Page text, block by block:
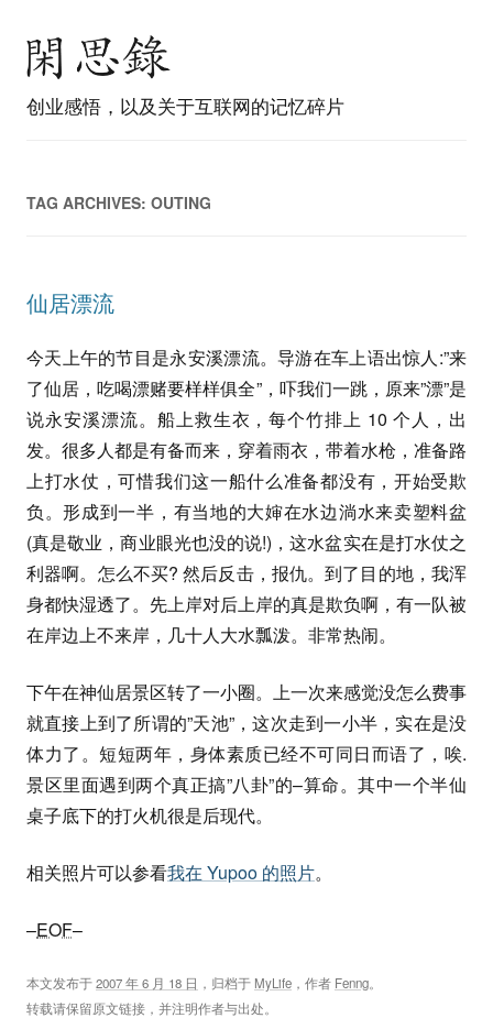
创业感悟，以及关于互联网的记忆碎片
TAG ARCHIVES: OUTING
仙居漂流
今天上午的节目是永安溪漂流。导游在车上语出惊人:”来
了仙居，吃喝漂赌要样样俱全”，吓我们一跳，原来”漂”是
说永安溪漂流。船上救生衣，每个竹排上 10 个人，出
发。很多人都是有备而来，穿着雨衣，带着水枪，准备路
上打水仗，可惜我们这一船什么准备都没有，开始受欺
负。形成到一半，有当地的大婶在水边淌水来卖塑料盆
(真是敬业，商业眼光也没的说!)，这水盆实在是打水仗之
利器啊。怎么不买? 然后反击，报仇。到了目的地，我浑
身都快湿透了。先上岸对后上岸的真是欺负啊，有一队被
在岸边上不来岸，几十人大水瓢泼。非常热闹。
下午在神仙居景区转了一小圈。上一次来感觉没怎么费事
就直接上到了所谓的”天池”，这次走到一小半，实在是没
体力了。短短两年，身体素质已经不可同日而语了，唉.
景区里面遇到两个真正搞”八卦”的–算命。其中一个半仙
桌子底下的打火机很是后现代。
相关照片可以参看我在 Yupoo 的照片。
–EOF–
本文发布于2007 年 6 月 18 日 ，归档于 MyLife ，作者 Fenng。
转载请保留原文链接，并注明作者与出处。